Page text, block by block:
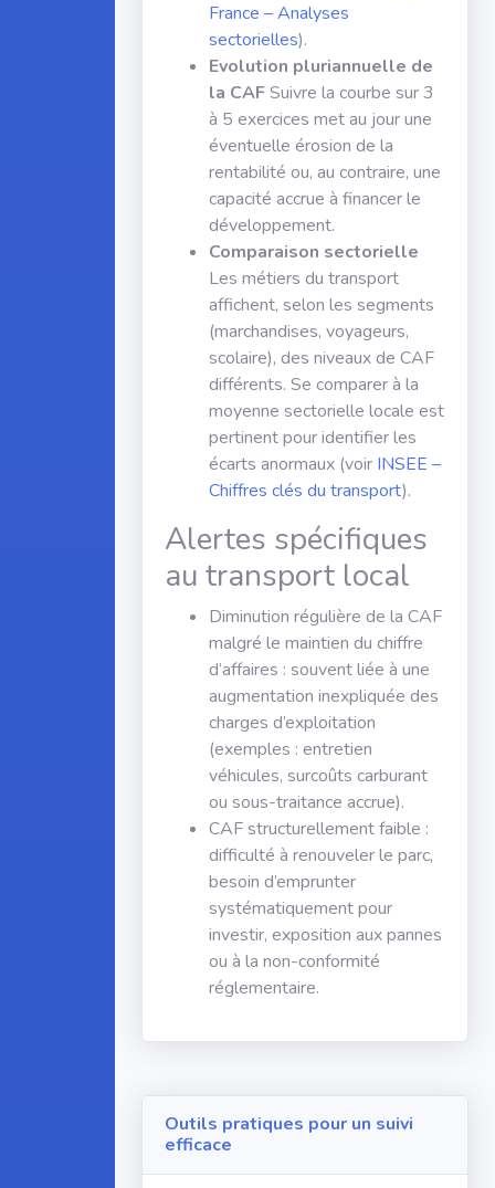
France – Analyses
sectorielles).
Evolution pluriannuelle de
la CAFSuivre la courbe sur 3
à 5 exercices met au jour une
éventuelle érosion de la
rentabilité ou, au contraire, une
capacité accrue à financer le
développement.
Comparaison sectorielle
Les métiers du transport
affichent, selon les segments
(marchandises, voyageurs,
scolaire), des niveaux de CAF
différents. Se comparer à la
moyenne sectorielle locale est
pertinent pour identifier les
écarts anormaux (voir INSEE –
Chiffres clés du transport).
Alertes spécifiques
au transport local
Diminution régulière de la CAF
malgré le maintien du chiffre
d’affaires : souvent liée à une
augmentation inexpliquée des
charges d’exploitation
(exemples : entretien
véhicules, surcoûts carburant
ou sous-traitance accrue).
CAF structurellement faible :
difficulté à renouveler le parc,
besoin d’emprunter
systématiquement pour
investir, exposition aux pannes
ou à la non-conformité
réglementaire.
Outils pratiques pour un suivi
efficace